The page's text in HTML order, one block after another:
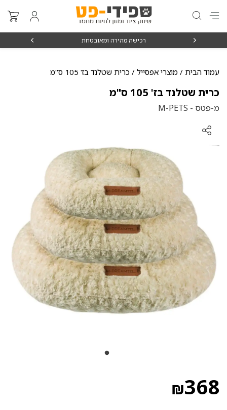
רכישה מהירה ומאובטחת
עמוד הבית / מוצרי אפסייל / כרית שטלנד בז' 105 ס"מ
כרית שטלנד בז' 105 ס"מ
מ-פטס - M-PETS
₪368